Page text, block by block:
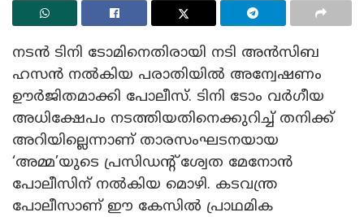
നടൻ ടിനി ടോമിനെതിരായി നടി അൻസിബ
ഹസൻ നൽകിയ പരാതിയിൽ അന്വേഷണം
ഊർജിതമാക്കി പോലീസ്. ടിനി ടോം വർഗീയ
അധിക്ഷേപം നടത്തിയതിനെക്കുറിച്ച് തനിക്ക്
അറിയില്ലെന്നാണ് താരസംഘടനയായ
‘അമ്മ’യുടെ പ്രസിഡന്റ് ശ്വേത മേനോൻ
പോലീസിന് നൽകിയ മൊഴി. കടവന്ത്ര
പോലീസാണ് ഈ കേസിൽ പ്രാഥമിക